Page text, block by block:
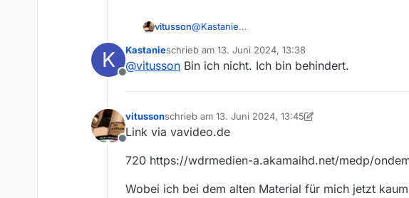
vitusson@Kastanie
Oder nützt alternative Downloadmöglichkeiten
K
Offline
Kastanieschrieb am 13. Juni 2024, 13:38
zuletzt editiert von
@vitusson Bin ich nicht. Ich bin behindert.
Offline
vitussonschrieb am 13. Juni 2024, 13:45
zuletzt editiert von vitusson
Link via vavideo.de
720 https://wdrmedien-a.akamaihd.net/medp/
Wobei ich bei dem alten Material für mich jetzt